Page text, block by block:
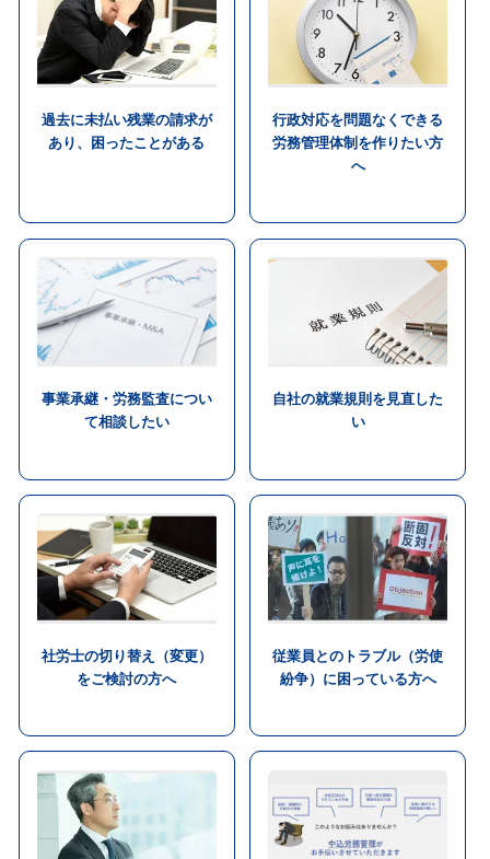
過去に未払い残業の請求が
あり、困ったことがある
行政対応を問題なくできる
労務管理体制を作りたい方
へ
事業承継・労務監査につい
て相談したい
自社の就業規則を見直した
い
社労士の切り替え（変更）
をご検討の方へ
従業員とのトラブル（労使
紛争）に困っている方へ